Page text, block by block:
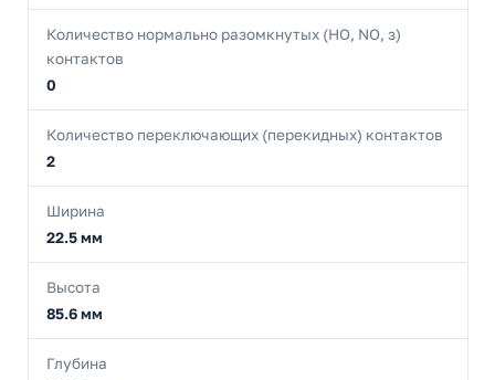
Количество нормально разомкнутых (НО, NO, з)
контактов
0
Количество переключающих (перекидных) контактов
2
Ширина
22.5 мм
Высота
85.6 мм
Глубина